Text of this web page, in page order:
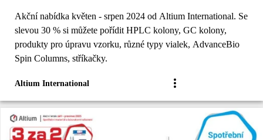
Akční nabídka květen - srpen 2024 od Altium International. Se
slevou 30 % si můžete pořídit HPLC kolony, GC kolony,
produkty pro úpravu vzorku, různé typy vialek, AdvanceBio
Spin Columns, stříkačky.
Altium International